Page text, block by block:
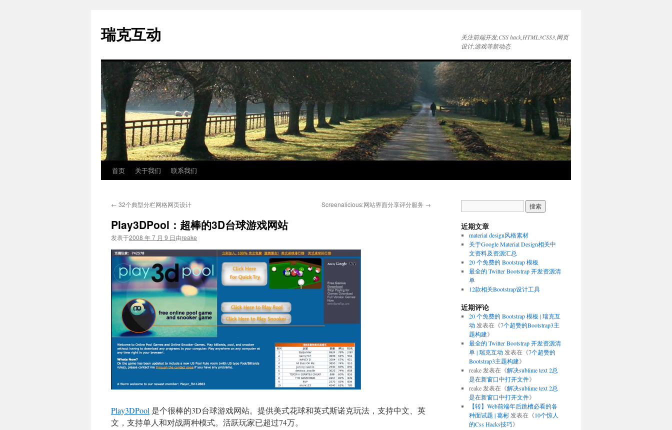
瑞克互动
关注前端开发,CSS hack,HTML3CSS3,网页
设计,游戏等新动态
首页 关于我们 联系我们
← 32个典型分栏网格网页设计 Screenalicious:网站界面分享评分服务 →
Play3DPool：超棒的3D台球游戏网站
发表于2008 年 7 月 9 日由reake
Play3DPool 是个很棒的3D台球游戏网站。提供美式花球和英式斯诺克玩法，支持中文、英
文，支持单人和对战两种模式。活跃玩家已超过74万。
近期文章
material design风格素材
关于Google Material Design相关中
文资料及资源汇总
20 个免费的 Bootstrap 模板
最全的 Twitter Bootstrap 开发资源清
单
12款相关Bootstrap设计工具
近期评论
20 个免费的 Bootstrap 模板 | 瑞克互
动 发表在《7个超赞的Bootstrap3主
题构建》
最全的 Twitter Bootstrap 开发资源清
单 | 瑞克互动 发表在《7个超赞的
Bootstrap3主题构建》
reake发表在《解决sublime text 2总
是在新窗口中打开文件》
reake发表在《解决sublime text 2总
是在新窗口中打开文件》
【转】Web前端年后跳槽必看的各
种面试题 | 葛彬发表在《10个惊人
的Css Hacks技巧》